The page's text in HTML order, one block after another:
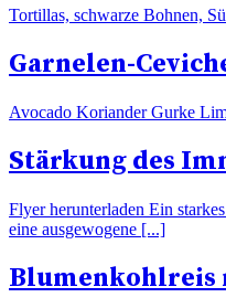
Tortillas, schwarze Bohnen,
Garnelen-
Avocado Koriander Gurke
Stärkung des
Flyer herunterladen Ein
eine ausgewogene [...]
Blumenkohlreis